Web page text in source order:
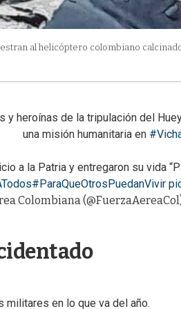
al helicóptero colombiano
y heroínas de la tripulación del
una misión humanitaria en
a la Patria y entregaron su vida
#ParaQueOtrosPuedanVivir
Colombiana
militares en lo que va del año.